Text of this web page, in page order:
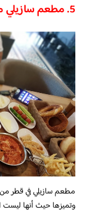
5. مطعم سازيلي من اهم مطاعم في قطر
مطعم سازيلي في قطر من
وتميزها حيث أنها ليست